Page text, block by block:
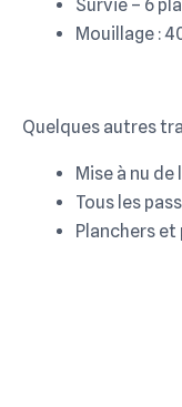
Survie – 6
Mouillage :
Quelques autres
Mise à nu
Tous les
Planchers